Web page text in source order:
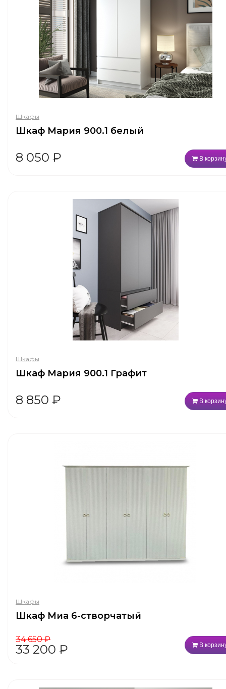
Шкафы
Шкаф Мария 900.1 белый
8 050 ₽ В
Шкафы
Шкаф Мария 900.1 Графит
8 850 ₽ В
Шкафы
Шкаф Миа 6-створчатый
34 650₽
33 200 ₽ В